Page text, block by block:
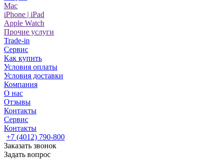
Mac
iPhone | iPad
Apple Watch
Прочие услуги
Trade-in
Сервис
Как купить
Условия оплаты
Условия доставки
Компания
О нас
Отзывы
Контакты
Сервис
Контакты
+7 (4012) 790-800
Заказать звонок
Задать вопрос